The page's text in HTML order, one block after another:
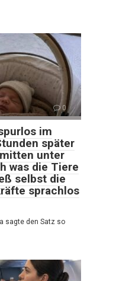
0
im
später
unter
was die Tiere
selbst die
sprachlos
sagte den Satz so